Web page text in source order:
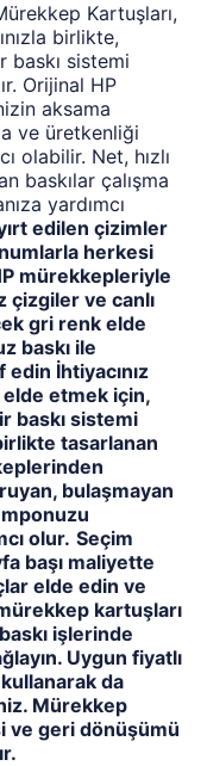
Kartuşları,
birlikte,
sistemi
Orijinal HP
aksama
ve üretkenliği
olabilir. Net, hızlı
baskılar çalışma
yardımcı
edilen çizimler
herkesi
mürekkepleriyle
çizgiler ve canlı
gri renk elde
baskı ile
İhtiyacınız
etmek için,
baskı sistemi
tasarlanan
bulaşmayan
olur. Seçim
başı maliyette
elde edin ve
kartuşları
işlerinde
Uygun fiyatlı
da
Mürekkep
ve geri dönüşümü